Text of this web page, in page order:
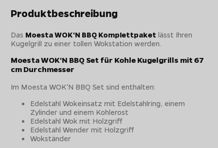
Produktbeschreibung
Das Moesta WOK'N BBQ Komplettpaket lässt Ihren
Kugelgrill zu einer tollen Wokstation werden.
Moesta WOK'N BBQ Set für Kohle Kugelgrills mit 67
cm Durchmesser
Im Moesta WOK'N BBQ Set sind enthalten:
Edelstahl Wokeinsatz mit Edelstahlring, einem
Zylinder und einem Kohlerost
Edelstahl Wok mit Holzgriff
Edelstahl Wender mit Holzgriff
Wokständer